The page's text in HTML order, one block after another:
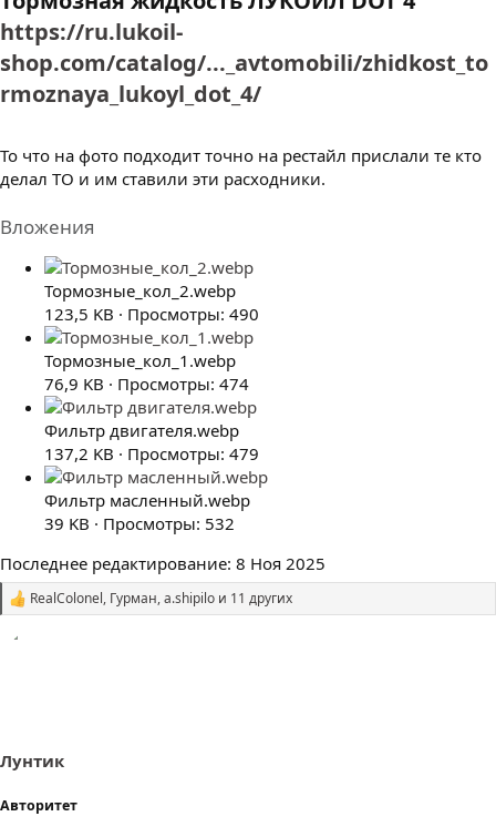
https://ru.lukoil-
shop.com/catalog/..._avtomobili/zhidkost_to
rmoznaya_lukoyl_dot_4/
То что на фото подходит точно на рестайл прислали те кто
делал ТО и им ставили эти расходники.
Вложения
Тормозные_кол_2.webp
123,5 KB · Просмотры: 490
Тормозные_кол_1.webp
76,9 KB · Просмотры: 474
Фильтр двигателя.webp
137,2 KB · Просмотры: 479
Фильтр масленный.webp
39 KB · Просмотры: 532
Последнее редактирование: 8 Ноя 2025
С
м
RealColonel, Гурман,a.shipilo и 11 других
Лунтик
Авторитет